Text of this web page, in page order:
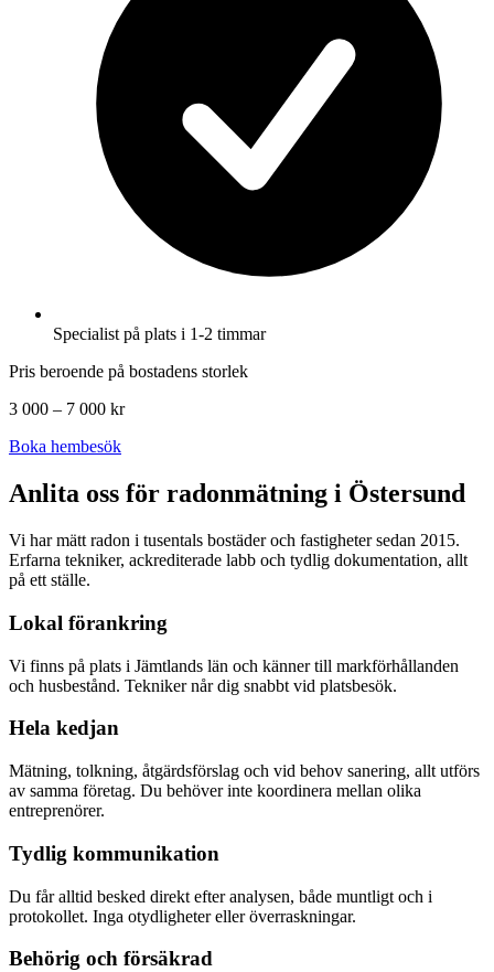
Specialist på plats i 1-2 timmar
Pris beroende på bostadens storlek
3 000 – 7 000 kr
Boka hembesök
Anlita oss för radonmätning i Östersund
Vi har mätt radon i tusentals bostäder och fastigheter sedan 2015.
Erfarna tekniker, ackrediterade labb och tydlig dokumentation, allt
på ett ställe.
Lokal förankring
Vi finns på plats i Jämtlands län och känner till markförhållanden
och husbestånd. Tekniker når dig snabbt vid platsbesök.
Hela kedjan
Mätning, tolkning, åtgärdsförslag och vid behov sanering, allt utförs
av samma företag. Du behöver inte koordinera mellan olika
entreprenörer.
Tydlig kommunikation
Du får alltid besked direkt efter analysen, både muntligt och i
protokollet. Inga otydligheter eller överraskningar.
Behörig och försäkrad